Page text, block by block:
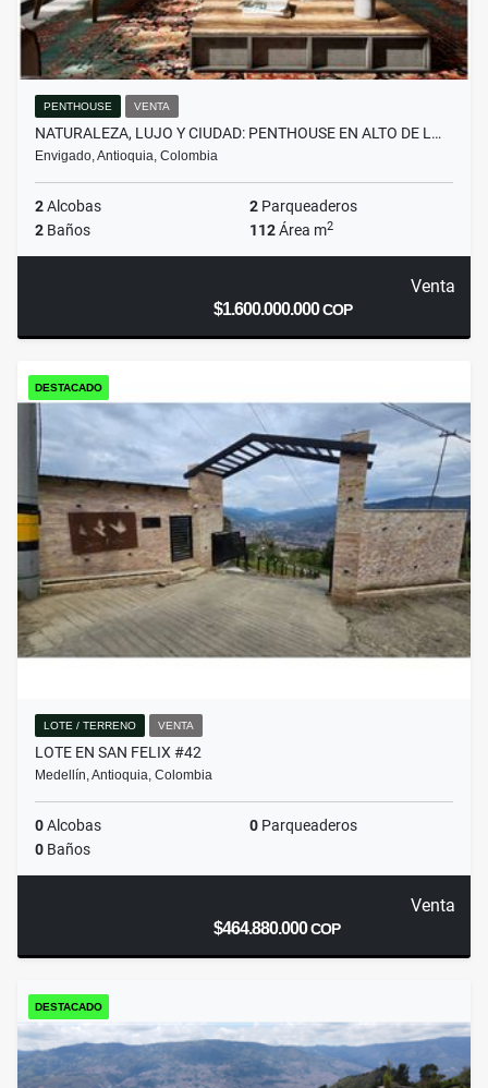
PENTHOUSE VENTA
NATURALEZA, LUJO Y CIUDAD: PENTHOUSE EN ALTO DE L…
Envigado, Antioquia, Colombia
2Alcobas 2 Parqueaderos
2 Baños 112Área m2
Venta
$1.600.000.000COP
DESTACADO
LOTE / TERRENO VENTA
LOTE EN SAN FELIX #42
Medellín, Antioquia, Colombia
0Alcobas 0 Parqueaderos
0 Baños
Venta
$464.880.000COP
DESTACADO